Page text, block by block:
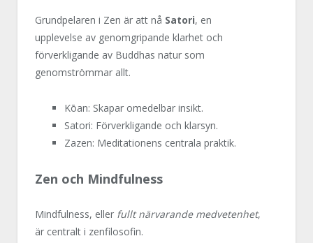
Grundpelaren i Zen är att nå Satori, en
upplevelse av genomgripande klarhet och
förverkligande av Buddhas natur som
genomströmmar allt.
Kōan: Skapar omedelbar insikt.
Satori: Förverkligande och klarsyn.
Zazen: Meditationens centrala praktik.
Zen och Mindfulness
Mindfulness, eller fullt närvarande medvetenhet,
är centralt i zenfilosofin.